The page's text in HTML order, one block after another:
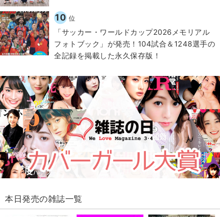
10 位
「サッカー・ワールドカップ2026メモリアル
フォトブック」が発売！104試合＆1248選手の
全記録を掲載した永久保存版！
本日発売の雑誌一覧